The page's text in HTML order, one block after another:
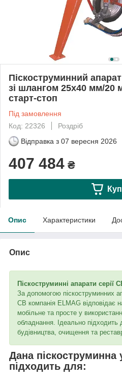
Піскоструминний
зі шлангом 25х40 мм/20
старт-стоп
Під замовлення
Код: 22326
Роздріб
Відправка з 07 вересня 2026
407 484 ₴
Опис Характеристики
Опис
Піскоструминні апарати серії
За допомогою піскоструминних
CB компанія ELMAG відповідає
мобільне та просте у
обладнання. Ідеально підходить
будівництва, очищення та
Дана піскоструминна
підходить для: